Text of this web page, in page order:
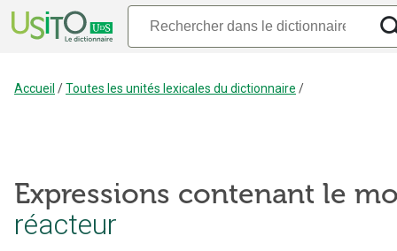
Accueil /Toutes les unités lexicales du dictionnaire /
Expressions contenant le
réacteur